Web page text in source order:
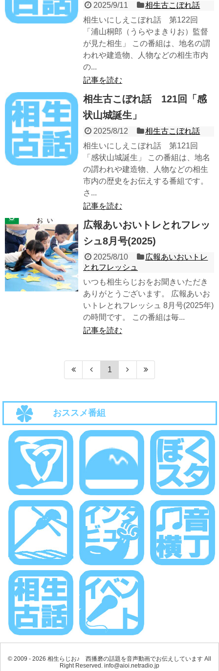
2025/9/11
相生古こぼれ話
相生いにしえこぼれ話 第122回
「浦山桐郎（うらやまきりお）監督
が見た相生」 この番組は、地名の謂
われや建造物、人物などの相生市内
の...
記事を読む
相生古こぼれ話 121回「感
状山城誕生」
2025/8/12
相生古こぼれ話
相生いにしえこぼれ話 第121回
「感状山城誕生」 この番組は、地名
の謂われや建造物、人物などの相生
市内の歴史をお伝えする番組です。
さ...
記事を読む
広報あいおいトレとれフレッ
シュ8月号(2025)
2025/8/10
広報あいおいトレ
とれフレッシュ
いつも相生らじおをお聞きいただき
ありがとうございます。 広報あいお
いトレとれフレッシュ 8月号(2025年)
の時間です。 この番組は毎...
記事を読む
1
おススメ番組
© 2009 - 2026 相生らじお♪ 西播磨の話題を音声動画でお伝えしています All
Right Reserved. info@aioi.netradio.jp